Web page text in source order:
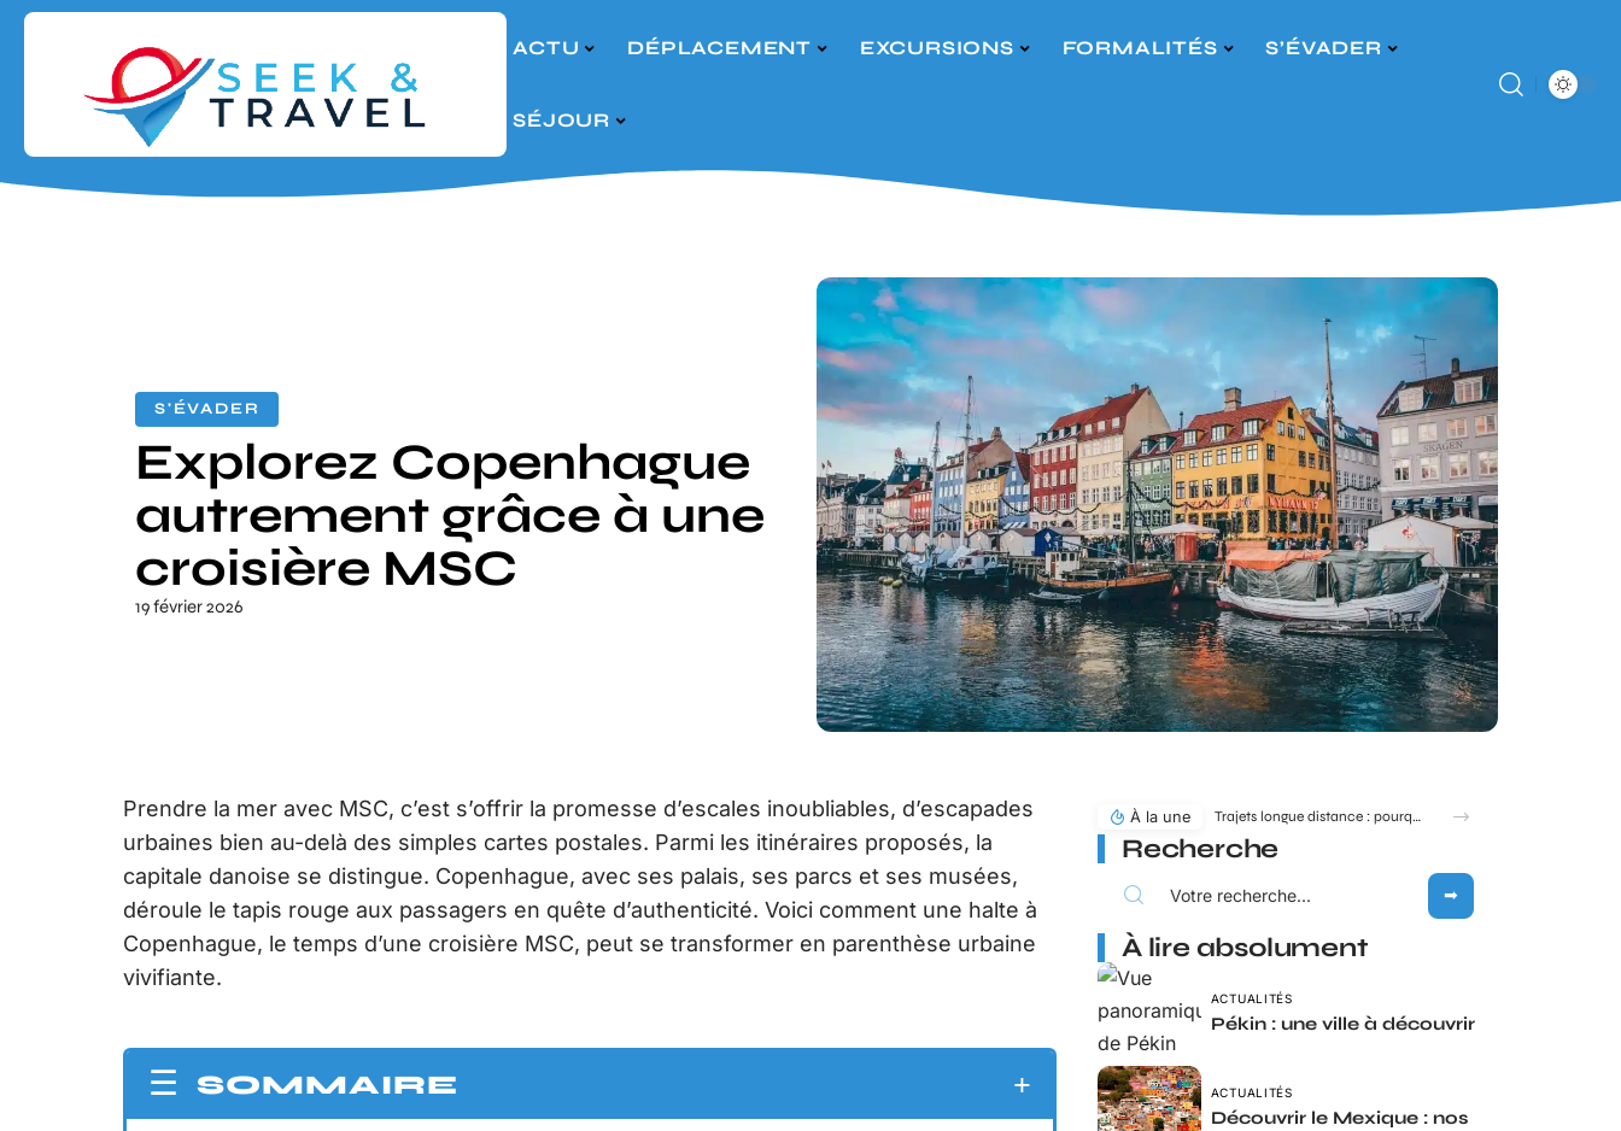
ACTU DÉPLACEMENT EXCURSIONS FORMALITÉS S’ÉVADER
SÉJOUR
S'ÉVADER
Explorez Copenhague
autrement grâce à une
croisière MSC
19 février 2026
Prendre la mer avec MSC, c’est s’offrir la promesse d’escales inoubliables, d’escapades
urbaines bien au-delà des simples cartes postales. Parmi les itinéraires proposés, la
capitale danoise se distingue. Copenhague, avec ses palais, ses parcs et ses musées,
déroule le tapis rouge aux passagers en quête d’authenticité. Voici comment une halte à
Copenhague, le temps d’une croisière MSC, peut se transformer en parenthèse urbaine
vivifiante.
SOMMAIRE
À la une Trajets longue distance : pourquoi MICHELIN toute la route reste une référence en 2026 ?
Recherche
À lire absolument
ACTUALITÉS
Pékin : une ville à découvrir
ACTUALITÉS
Découvrir le Mexique : nos